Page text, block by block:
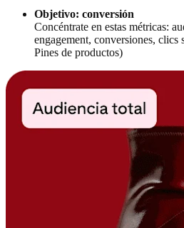
Objetivo: conversión
Concéntrate en estas métricas:
engagement, conversiones, clics
Pines de productos)